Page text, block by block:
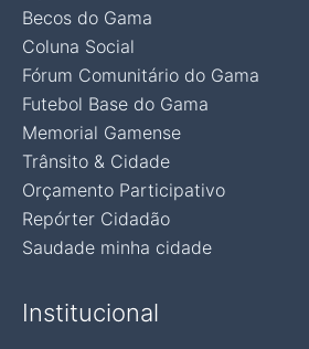
Becos do Gama
Coluna Social
Fórum Comunitário do Gama
Futebol Base do Gama
Memorial Gamense
Trânsito & Cidade
Orçamento Participativo
Repórter Cidadão
Saudade minha cidade
Institucional